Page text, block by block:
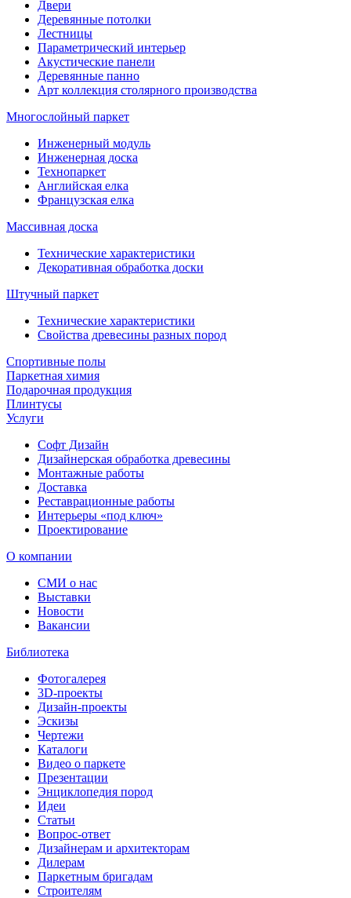
Двери
Деревянные потолки
Лестницы
Параметрический интерьер
Акустические панели
Деревянные панно
Арт коллекция столярного производства
Многослойный паркет
Инженерный модуль
Инженерная доска
Технопаркет
Английская елка
Французская елка
Массивная доска
Технические характеристики
Декоративная обработка доски
Штучный паркет
Технические характеристики
Свойства древесины разных пород
Спортивные полы
Паркетная химия
Подарочная продукция
Плинтусы
Услуги
Софт Дизайн
Дизайнерская обработка древесины
Монтажные работы
Доставка
Реставрационные работы
Интерьеры «под ключ»
Проектирование
О компании
СМИ о нас
Выставки
Новости
Вакансии
Библиотека
Фотогалерея
3D-проекты
Дизайн-проекты
Эскизы
Чертежи
Каталоги
Видео о паркете
Презентации
Энциклопедия пород
Идеи
Статьи
Вопрос-ответ
Дизайнерам и архитекторам
Дилерам
Паркетным бригадам
Строителям